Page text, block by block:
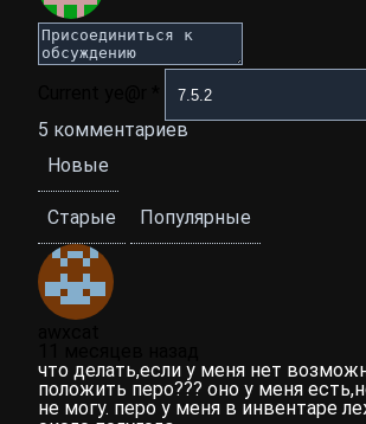
5 комментариев
Новые
Старые Популярные
что делать,если у меня нет
положить перо??? оно у меня
не могу. перо у меня в инвентаре